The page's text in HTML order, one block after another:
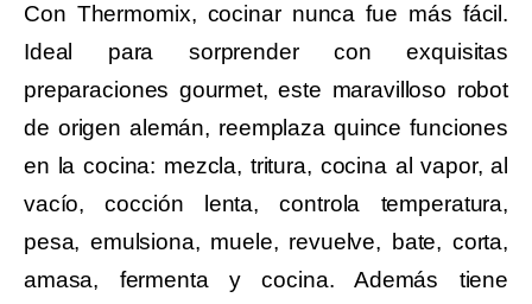
Con Thermomix, cocinar nunca fue más fácil.
Ideal para sorprender con exquisitas
preparaciones gourmet, este maravilloso robot
de origen alemán, reemplaza quince funciones
en la cocina: mezcla, tritura, cocina al vapor, al
vacío, cocción lenta, controla temperatura,
pesa, emulsiona, muele, revuelve, bate, corta,
amasa, fermenta y cocina. Además tiene